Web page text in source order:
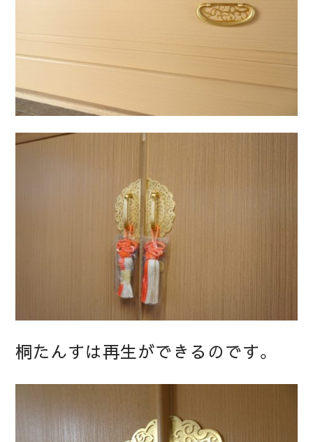
桐たんすは再生ができるのです。